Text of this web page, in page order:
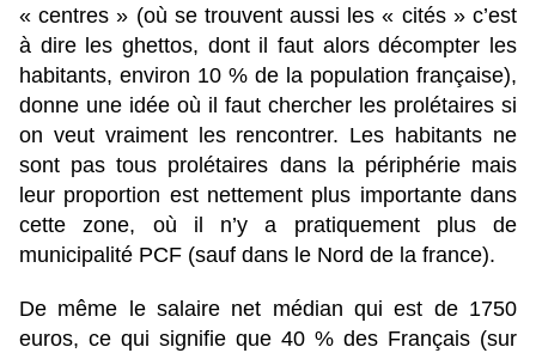
« centres » (où se trouvent aussi les « cités » c’est
à dire les ghettos, dont il faut alors décompter les
habitants, environ 10 % de la population française),
donne une idée où il faut chercher les prolétaires si
on veut vraiment les rencontrer. Les habitants ne
sont pas tous prolétaires dans la périphérie mais
leur proportion est nettement plus importante dans
cette zone, où il n’y a pratiquement plus de
municipalité PCF (sauf dans le Nord de la france).
De même le salaire net médian qui est de 1750
euros, ce qui signifie que 40 % des Français (sur